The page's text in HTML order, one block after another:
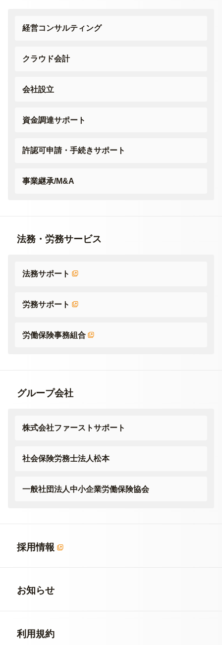
経営コンサルティング
クラウド会計
会社設立
資金調達サポート
許認可申請・手続きサポート
事業継承/M&A
法務・労務サービス
法務サポート
労務サポート
労働保険事務組合
グループ会社
株式会社ファーストサポート
社会保険労務士法人松本
一般社団法人中小企業労働保険協会
採用情報
お知らせ
利用規約